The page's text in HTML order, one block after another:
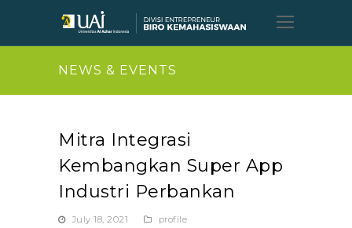
Open
Mobile
NEWS & EVENTS
Mitra Integrasi
Kembangkan Super App
Industri Perbankan
July 18, 2021 profile